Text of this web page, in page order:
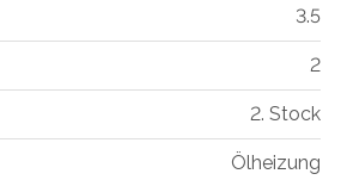
3.5
2
2. Stock
Ölheizung